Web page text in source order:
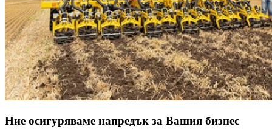
Ние осигуряваме напредък за Вашия бизнес